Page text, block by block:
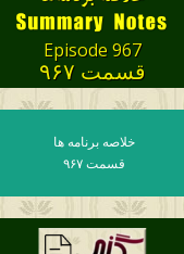
Episode 967
قسمت ۹۶۷
خلاصه برنامه ها
قسمت ۹۶۷